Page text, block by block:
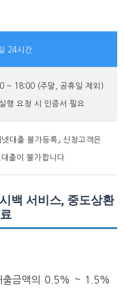
24시간
~ 18:00 (주말, 공휴일 제외)
행 요청 시 인증서 필요
넷대출 불가등록」 신청고객은
출이 불가합니다.
백 서비스, 중도상환
출금액의 0.5% ~ 1.5%